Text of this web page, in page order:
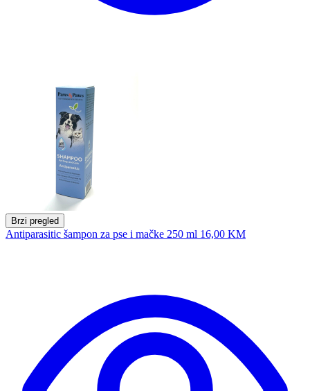
Brzi pregled
Antiparasitic šampon za pse i mačke 250 ml 16,00 KM